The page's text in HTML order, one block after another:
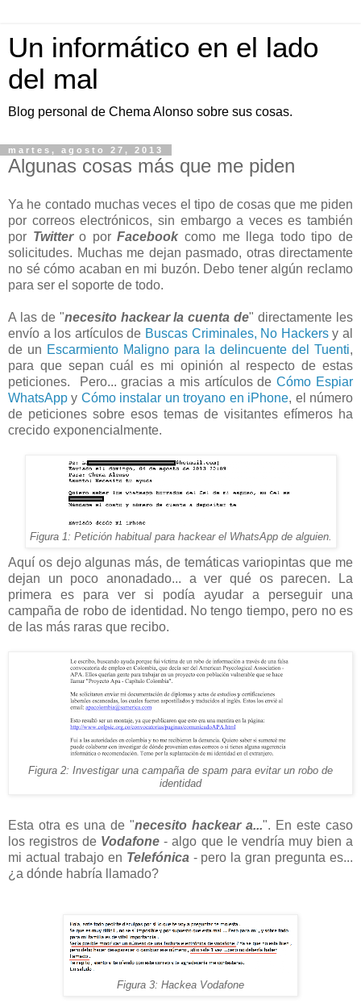
Un informático en el lado
del mal
Blog personal de Chema Alonso sobre sus cosas.
martes, agosto 27, 2013
Algunas cosas más que me piden
Ya he contado muchas veces el tipo de cosas que me piden
por correos electrónicos, sin embargo a veces es también
por Twittero porFacebook como me llega todo tipo de
solicitudes. Muchas me dejan pasmado, otras directamente
no sé cómo acaban en mi buzón. Debo tener algún reclamo
para ser el soporte de todo.
A las de "necesito hackear la cuenta de" directamente les
envío a los artículos de Buscas Criminales, No Hackersy al
de un Escarmiento Maligno para la delincuente del Tuenti,
para que sepan cuál es mi opinión al respecto de estas
peticiones. Pero... gracias a mis artículos deCómo Espiar
WhatsApp y Cómo instalar un troyano en iPhone, el número
de peticiones sobre esos temas de visitantes efímeros ha
crecido exponencialmente.
Figura 1: Petición habitual para hackear el WhatsApp de alguien.
Aquí os dejo algunas más, de temáticas variopintas que me
dejan un poco anonadado... a ver qué os parecen. La
primera es para ver si podía ayudar a perseguir una
campaña de robo de identidad. No tengo tiempo, pero no es
de las más raras que recibo.
Figura 2: Investigar una campaña de spam para evitar un robo de
identidad
Esta otra es una de "necesito hackear a...". En este caso
los registros de Vodafone - algo que le vendría muy bien a
mi actual trabajo en Telefónica - pero la gran pregunta es...
¿a dónde habría llamado?
Figura 3: Hackea Vodafone